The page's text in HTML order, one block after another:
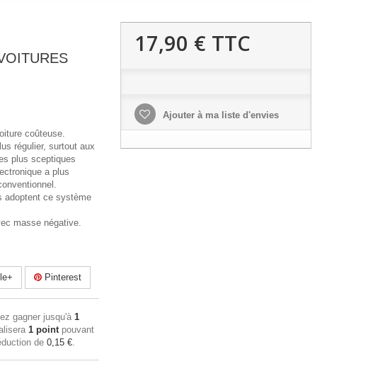
coûteuse.
régulier, surtout aux
plus sceptiques
a plus
adoptent ce système
masse négative.
Pinterest
gagner jusqu'à 1
1 pointpouvant
de 0,15 €.
17,90 € TTC
Ajouter à ma liste d'envies